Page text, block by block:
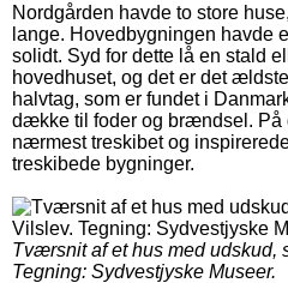
Nordgården havde to store
lange. Hovedbygningen havde
solidt. Syd for dette lå en stald
hovedhuset, og det er det
halvtag, som er fundet i
dække til foder og brændsel. På
nærmest treskibet og
treskibede bygninger.
Tværsnit af et hus med udskud,
Tegning: Sydvestjyske Museer.